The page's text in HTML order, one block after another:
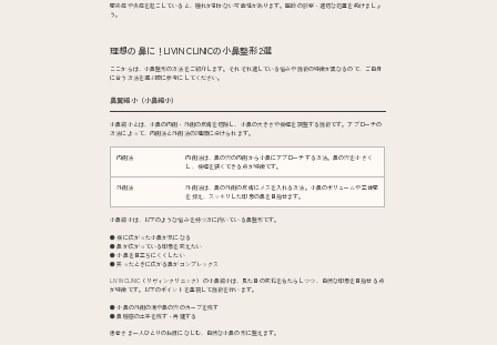
感染症や炎症を起こしていると、腫れが引かない可能性があります。医師の診察・適切な処置を受けましょ
う。
理想の鼻に！LIVIN CLINICの小鼻整形2選
ここからは、小鼻整形の方法をご紹介します。それぞれ適している悩みや施術の特徴が異なるので、ご自身
に合う方法を選ぶ際に参考にしてください。
鼻翼縮小（小鼻縮小）
小鼻縮小とは、小鼻の内側・外側の皮膚を切除し、小鼻の大きさや横幅を調整する施術です。アプローチの
方法によって、内側法と外側法の2種類に分けられます。
内側法
内側法は、鼻の穴の内側から小鼻にアプローチする方法。鼻の穴を小さく
し、横幅を狭くできる点が特徴です。
外側法
外側法は、鼻の外側の皮膚にメスを入れる方法。小鼻のボリュームや立体感
を抑え、スッキリした印象の鼻を目指せます。
小鼻縮小は、以下のような悩みを持つ方に向いている鼻整形です。
● 横に広がった小鼻が気になる
● 鼻が広がっている印象を変えたい
● 小鼻を目立ちにくくしたい
● 笑ったときに広がる鼻がコンプレックス
LIVIN CLINIC（リヴィンクリニック）の小鼻縮小は、見た目の変化をもたらしつつ、自然な印象を目指せる点
が特徴です。以下のポイントを重視して施術を行います。
● 小鼻の外側の溝や鼻の穴のカーブを残す
● 鼻腔底の土手を残す・再建する
患者さま一人ひとりのお顔になじむ、自然な小鼻の形に整えます。